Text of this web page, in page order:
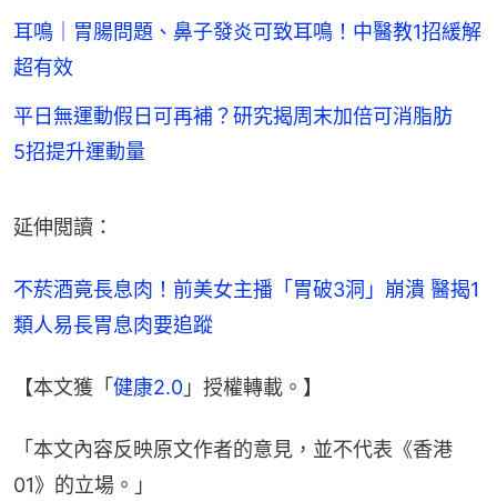
耳鳴｜胃腸問題、鼻子發炎可致耳鳴！中醫教1招緩解
超有效
平日無運動假日可再補？研究揭周末加倍可消脂肪
5招提升運動量
延伸閲讀：
不菸酒竟長息肉！前美女主播「胃破3洞」崩潰 醫揭1
類人易長胃息肉要追蹤
【本文獲「健康2.0 」授權轉載。】
「本文內容反映原文作者的意見，並不代表《香港
01》的立場。」